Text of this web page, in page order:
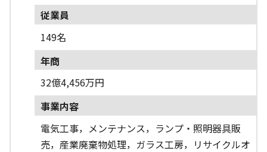
従業員
149名
年商
32億4,456万円
事業内容
電気工事，メンテナンス，ランプ・照明器具販
売，産業廃棄物処理，ガラス工房，リサイクルオ